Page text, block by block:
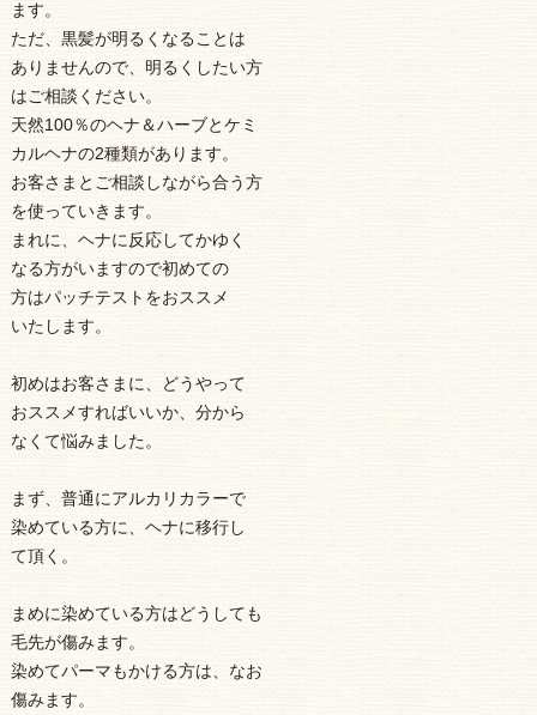
ます。
ただ、黒髪が明るくなることは
ありませんので、明るくしたい方
はご相談ください。
天然100％のヘナ＆ハーブとケミ
カルヘナの2種類があります。
お客さまとご相談しながら合う方
を使っていきます。
まれに、ヘナに反応してかゆく
なる方がいますので初めての
方はパッチテストをおススメ
いたします。
初めはお客さまに、どうやって
おススメすればいいか、分から
なくて悩みました。
まず、普通にアルカリカラーで
染めている方に、ヘナに移行し
て頂く。
まめに染めている方はどうしても
毛先が傷みます。
染めてパーマもかける方は、なお
傷みます。